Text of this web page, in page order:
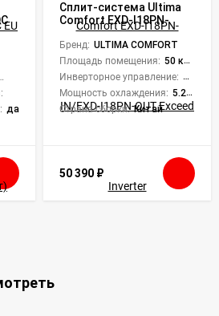
блока:
RCI-PFC24HN/IN
RCI-PFC24HN/OUT
да
Сплит-система Ultima
Comfort EXD-I18PN-
IN/EXD-I18PN-OUT
Exceed Inverter
Бренд: ULTIMA COMFORT
Площадь помещения: 50 кв. м.
Инверторное управление: Да
Мощность охлаждения: 5.28 кВт
Страна сборки: Китай
50 390 ₽